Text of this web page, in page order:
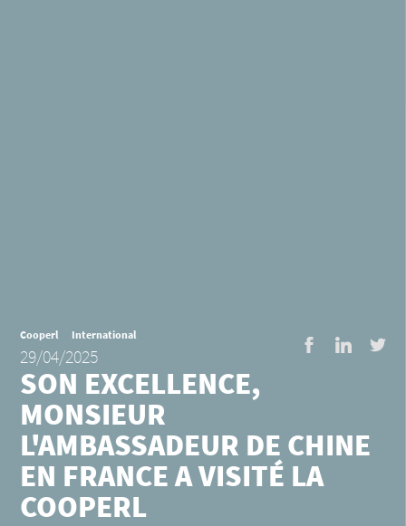
Facebook
Cooperl International
29/04/2025
SON EXCELLENCE,
MONSIEUR
L'AMBASSADEUR DE CHINE
EN FRANCE A VISITÉ LA
COOPERL